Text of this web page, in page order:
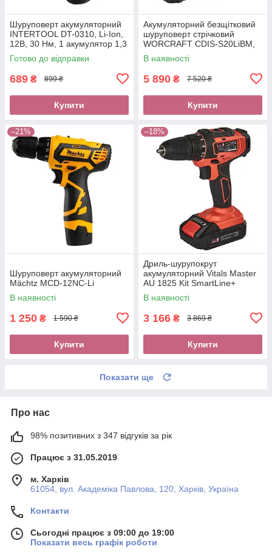
Шуруповерт акумуляторний
INTERTOOL DT-0310, Li-Ion,
12В, 30 Нм, 1 акумулятор 1,3
Ач, швидкозатискний патрон
Готово до відправки
689 ₴ 899 ₴
Купити
Акумуляторний безщітковий
шуруповерт стрічковий
WORCRAFT CDIS-S20LiBM,
20В, 15 Нм, 4000 об/хв, LED,
1 АКБ
В наявності
5 890 ₴ 7 520 ₴
Купити
–21%
Шуруповерт акумуляторний
Mächtz MCD-12NC-Li
В наявності
1 250 ₴ 1 590 ₴
Купити
–18%
Дриль-шурупокрут
акумуляторний Vitals Master
AU 1825 Kit SmartLine+
В наявності
3 166 ₴ 3 869 ₴
Купити
Показати ще
Про нас
98% позитивних з 347 відгуків за рік
Працює з 31.05.2019
м. Харків
61054, вул. Академіка Павлова, 120, Харків, Україна
Контакти
Сьогодні працює з 09:00 до 19:00
Показати весь графік роботи